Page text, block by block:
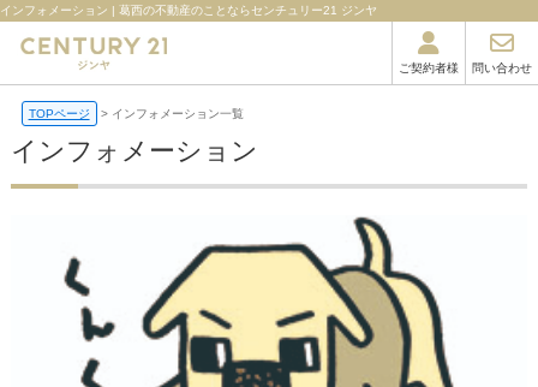
インフォメーション | 葛西の不動産のことならセンチュリー21 ジンヤ
ご契約者様 問い合わせ
TOPページ インフォメーション一覧
インフォメーション